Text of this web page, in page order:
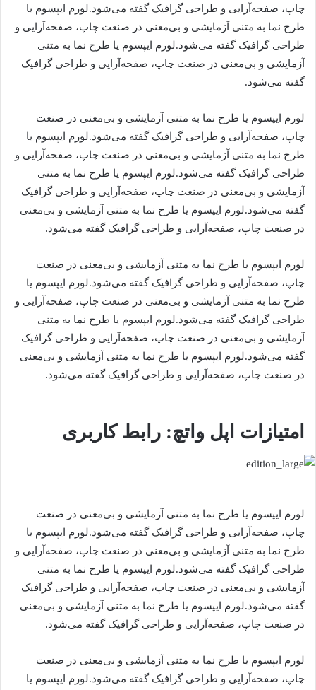
چاپ، صفحه‌آرایی و طراحی گرافیک گفته می‌شود.لورم ایپسوم یا
طرح‌ نما به متنی آزمایشی و بی‌معنی در صنعت چاپ، صفحه‌آرایی و
طراحی گرافیک گفته می‌شود.لورم ایپسوم یا طرح‌ نما به متنی
آزمایشی و بی‌معنی در صنعت چاپ، صفحه‌آرایی و طراحی گرافیک
گفته می‌شود.
لورم ایپسوم یا طرح‌ نما به متنی آزمایشی و بی‌معنی در صنعت
چاپ، صفحه‌آرایی و طراحی گرافیک گفته می‌شود.لورم ایپسوم یا
طرح‌ نما به متنی آزمایشی و بی‌معنی در صنعت چاپ، صفحه‌آرایی و
طراحی گرافیک گفته می‌شود.لورم ایپسوم یا طرح‌ نما به متنی
آزمایشی و بی‌معنی در صنعت چاپ، صفحه‌آرایی و طراحی گرافیک
گفته می‌شود.لورم ایپسوم یا طرح‌ نما به متنی آزمایشی و بی‌معنی
در صنعت چاپ، صفحه‌آرایی و طراحی گرافیک گفته می‌شود.
لورم ایپسوم یا طرح‌ نما به متنی آزمایشی و بی‌معنی در صنعت
چاپ، صفحه‌آرایی و طراحی گرافیک گفته می‌شود.لورم ایپسوم یا
طرح‌ نما به متنی آزمایشی و بی‌معنی در صنعت چاپ، صفحه‌آرایی و
طراحی گرافیک گفته می‌شود.لورم ایپسوم یا طرح‌ نما به متنی
آزمایشی و بی‌معنی در صنعت چاپ، صفحه‌آرایی و طراحی گرافیک
گفته می‌شود.لورم ایپسوم یا طرح‌ نما به متنی آزمایشی و بی‌معنی
در صنعت چاپ، صفحه‌آرایی و طراحی گرافیک گفته می‌شود.
امتیازات اپل واتچ: رابط کاربری
لورم ایپسوم یا طرح‌ نما به متنی آزمایشی و بی‌معنی در صنعت
چاپ، صفحه‌آرایی و طراحی گرافیک گفته می‌شود.لورم ایپسوم یا
طرح‌ نما به متنی آزمایشی و بی‌معنی در صنعت چاپ، صفحه‌آرایی و
طراحی گرافیک گفته می‌شود.لورم ایپسوم یا طرح‌ نما به متنی
آزمایشی و بی‌معنی در صنعت چاپ، صفحه‌آرایی و طراحی گرافیک
گفته می‌شود.لورم ایپسوم یا طرح‌ نما به متنی آزمایشی و بی‌معنی
در صنعت چاپ، صفحه‌آرایی و طراحی گرافیک گفته می‌شود.
لورم ایپسوم یا طرح‌ نما به متنی آزمایشی و بی‌معنی در صنعت
چاپ، صفحه‌آرایی و طراحی گرافیک گفته می‌شود.لورم ایپسوم یا